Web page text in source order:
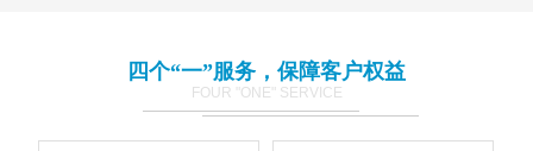
四个“一”服务，保障客户权益
FOUR "ONE" SERVICE